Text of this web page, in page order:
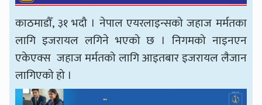
काठमाडौँ, ३१ भदौ । नेपाल एयरलाइन्सको जहाज मर्मतका
लागि इजरायल लगिने भएको छ । निगमको नाइनएन
एकेएक्स जहाज मर्मतको लागि आइतबार इजरायल लैजान
लागिएको हो ।